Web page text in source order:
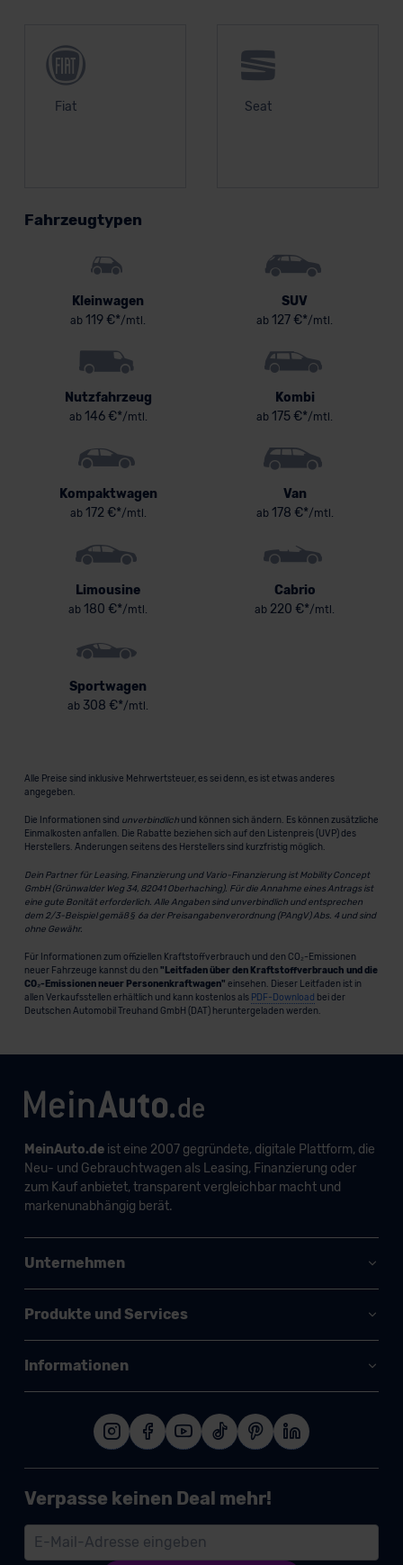
Fiat Seat
Fahrzeugtypen
Kleinwagen
ab 119 €*/mtl.
SUV
ab 127 €*/mtl.
Nutzfahrzeug
ab146 €*/mtl.
Kombi
ab 175 €*/mtl.
Kompaktwagen
ab172 €*/mtl.
Van
ab178 €*/mtl.
Limousine
ab 180 €*/mtl.
Cabrio
ab 220 €*/mtl.
Sportwagen
ab 308 €*/mtl.
Alle Preise sind inklusive Mehrwertsteuer, es sei denn, es ist etwas anderes
angegeben.
Die Informationen sind unverbindlichund können sich ändern. Es können zusätzliche
Einmalkosten anfallen. Die Rabatte beziehen sich auf den Listenpreis (UVP) des
Herstellers. Änderungen seitens des Herstellers sind kurzfristig möglich.
Dein Partner für Leasing, Finanzierung und Vario-Finanzierung ist Mobility Concept
GmbH (Grünwalder Weg 34, 82041 Oberhaching). Für die Annahme eines Antrags ist
eine gute Bonität erforderlich. Alle Angaben sind unverbindlich und entsprechen
dem 2/3-Beispiel gemäß § 6a der Preisangabenverordnung (PAngV) Abs. 4 und sind
ohne Gewähr.
Für Informationen zum offiziellen Kraftstoffverbrauch und den CO₂-Emissionen
neuer Fahrzeuge kannst du den "Leitfaden über den Kraftstoffverbrauch und die
CO₂-Emissionen neuer Personenkraftwagen" einsehen. Dieser Leitfaden ist in
allen Verkaufsstellen erhältlich und kann kostenlos als PDF-Download bei der
Deutschen Automobil Treuhand GmbH (DAT) heruntergeladen werden.
MeinAuto.deist eine 2007 gegründete, digitale Plattform, die
Neu- und Gebrauchtwagen als Leasing, Finanzierung oder
zum Kauf anbietet, transparent vergleichbar macht und
markenunabhängig berät.
Unternehmen
Produkte und Services
Informationen
Verpasse keinen Deal mehr!